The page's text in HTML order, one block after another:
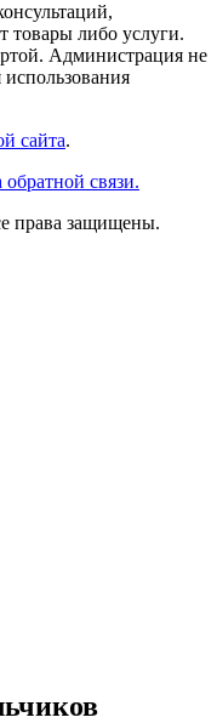
товары либо услуги.
Администрация не
использования
сайта.
связи.
права защищены.